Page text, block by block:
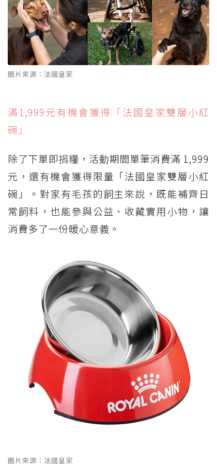
圖片來源：法國皇家
滿1,999元有機會獲得「法國皇家雙層小紅
碗」
除了下單即捐糧，活動期間單筆消費滿 1,999
元，還有機會獲得限量「法國皇家雙層小紅
碗」。對家有毛孩的飼主來說，既能補齊日
常飼料，也能參與公益、收藏實用小物，讓
消費多了一份暖心意義。
圖片來源：法國皇家